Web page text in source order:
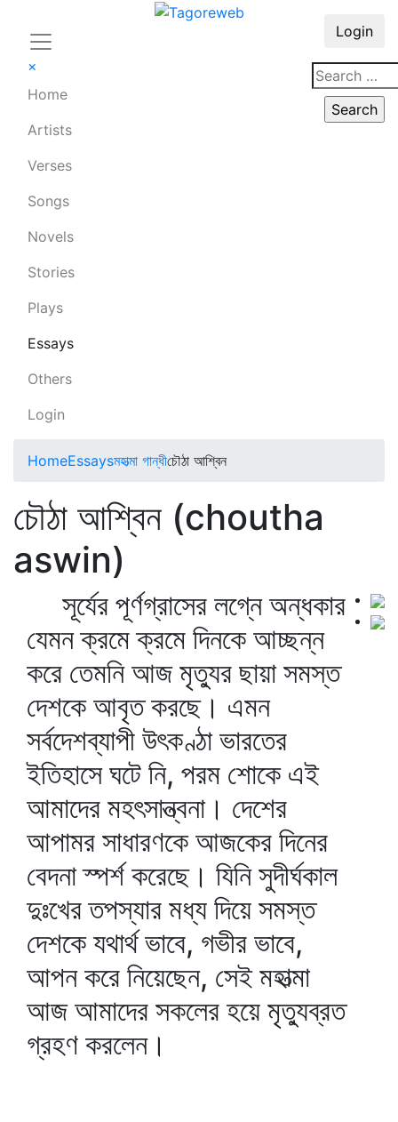
×
Home
Artists
Verses
Songs
Novels
Stories
Plays
Essays
Others
Login
Login
HomeEssaysমহাত্মা গান্ধীচৌঠা আশ্বিন
চৌঠা আশ্বিন (choutha
aswin)
সূর্যের পূর্ণগ্রাসের লগ্নে অন্ধকার
যেমন ক্রমে ক্রমে দিনকে আচ্ছন্ন
করে তেমনি আজ মৃত্যুর ছায়া সমস্ত
দেশকে আবৃত করছে। এমন
সর্বদেশব্যাপী উৎকণ্ঠা ভারতের
ইতিহাসে ঘটে নি, পরম শোকে এই
আমাদের মহৎসান্ত্বনা। দেশের
আপামর সাধারণকে আজকের দিনের
বেদনা স্পর্শ করেছে। যিনি সুদীর্ঘকাল
দুঃখের তপস্যার মধ্য দিয়ে সমস্ত
দেশকে যথার্থ ভাবে, গভীর ভাবে,
আপন করে নিয়েছেন, সেই মহাত্মা
আজ আমাদের সকলের হয়ে মৃত্যুব্রত
গ্রহণ করলেন।